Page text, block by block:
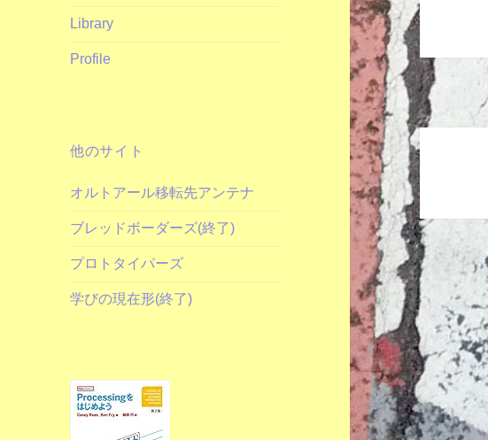
Library
Profile
他のサイト
オルトアール移転先アンテナ
ブレッドボーダーズ(終了)
プロトタイパーズ
学びの現在形(終了)
ョ
ン